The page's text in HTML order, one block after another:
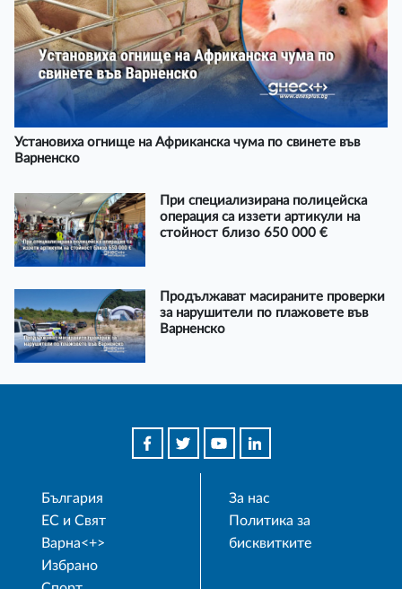
Установиха огнище на Африканска чума по свинете във
Варненско
При специализирана полицейска
операция са иззети артикули на
стойност близо 650 000 €
Продължават масираните проверки
за нарушители по плажовете във
Варненско
България
ЕС и Свят
Варна<+>
Избрано
За нас
Политика за
бисквитките